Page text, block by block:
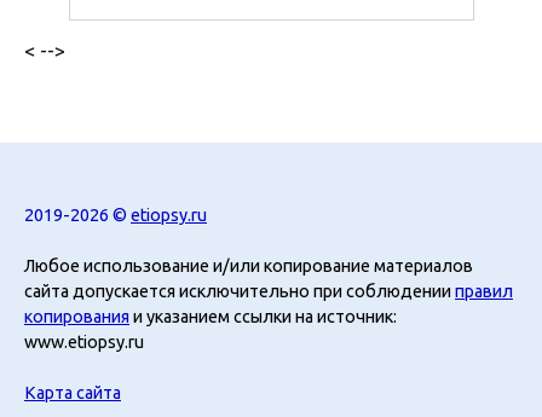
< -->
2019-2026 © etiopsy.ru
Любое использование и/или копирование материалов
сайта допускается исключительно при соблюденииправил
копирования и указанием ссылки на источник:
www.etiopsy.ru
Карта сайта